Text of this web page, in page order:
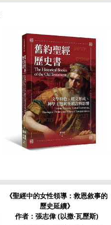
《聖經中的女性領導：救恩敘事的
歷史延續》
作者：張志偉 (以撒‧瓦歷斯)